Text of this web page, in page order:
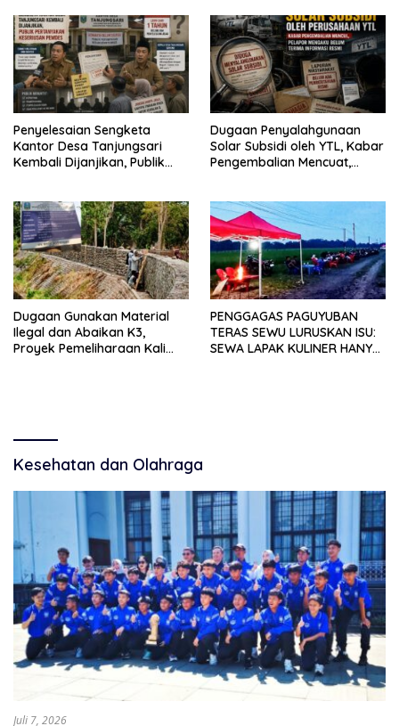
dengan SPEKTANI
Penyelesaian Sengketa
Kantor Desa Tanjungsari
Kembali Dijanjikan, Publik
Dugaan Penyalahgunaan
Solar Subsidi oleh YTL, Kabar
Pengembalian Mencuat,
Dugaan Gunakan Material
Ilegal dan Abaikan K3,
Proyek Pemeliharaan Kali
PENGGAGAS PAGUYUBAN
TERAS SEWU LURUSKAN ISU:
SEWA LAPAK KULINER HANYA
Kesehatan dan Olahraga
Juli 7, 2026